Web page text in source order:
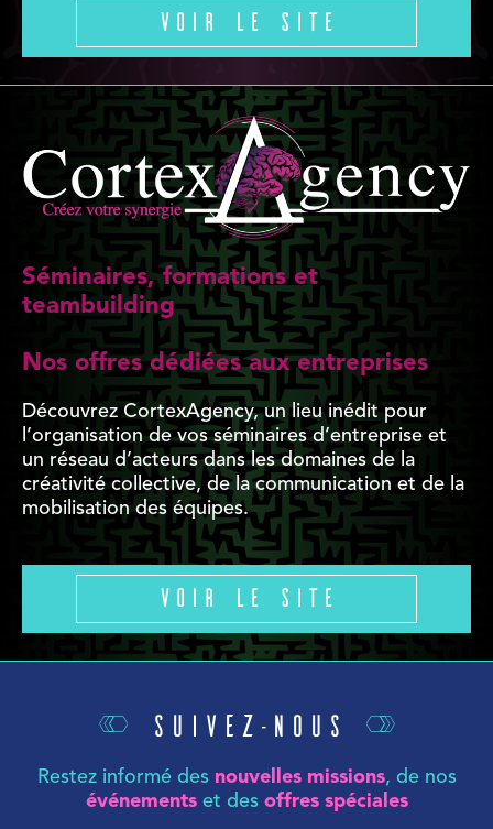
Voir le site
Séminaires, formations et
teambuilding
Nos offres dédiées aux entreprises
Découvrez CortexAgency, un lieu inédit pour
l’organisation de vos séminaires d’entreprise et
un réseau d’acteurs dans les domaines de la
créativité collective, de la communication et de la
mobilisation des équipes.
Voir le site
Suivez-nous
Restez informé des nouvelles missions, de nos
événementset des offres spéciales